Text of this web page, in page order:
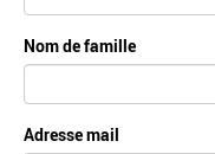
Nom de famille
Adresse mail